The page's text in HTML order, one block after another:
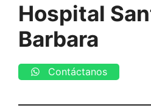
Hospital
Barbara
Contáctanos